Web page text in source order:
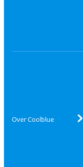
Over Coolblue